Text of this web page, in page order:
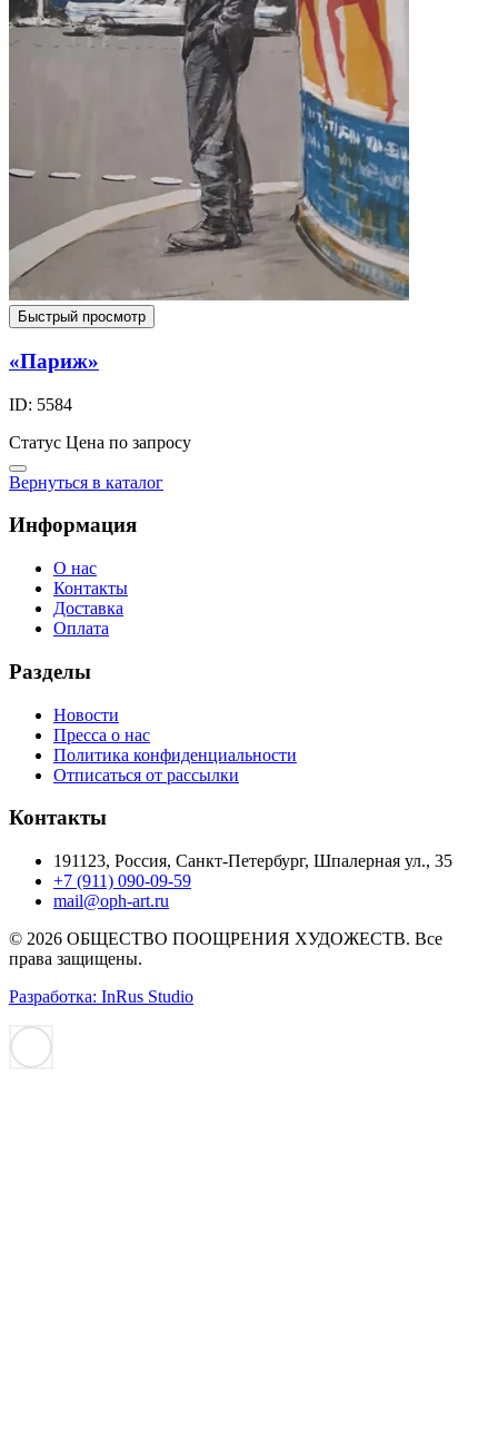
Быстрый просмотр
«Париж»
ID: 5584
Статус Цена по запросу
Вернуться в каталог
Информация
О нас
Контакты
Доставка
Оплата
Разделы
Новости
Пресса о нас
Политика конфиденциальности
Отписаться от рассылки
Контакты
191123, Россия, Санкт-Петербург, Шпалерная ул., 35
+7 (911) 090-09-59
mail@oph-art.ru
© 2026 ОБЩЕСТВО ПООЩРЕНИЯ ХУДОЖЕСТВ. Все
права защищены.
Разработка: InRus Studio